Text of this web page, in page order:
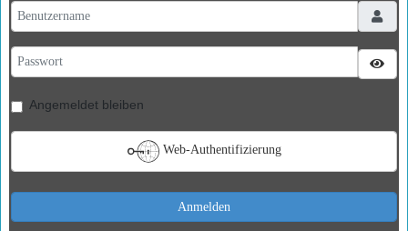
Benutzername
Passwort
Angemeldet bleiben
Web-Authentifizierung
Anmelden